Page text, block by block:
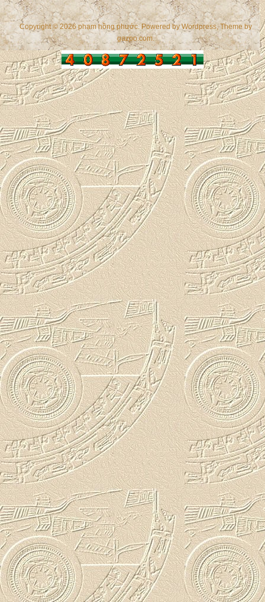
Copyright © 2026 phạm hồng phước. Powered byWordpress, Theme by
gazpo.com.